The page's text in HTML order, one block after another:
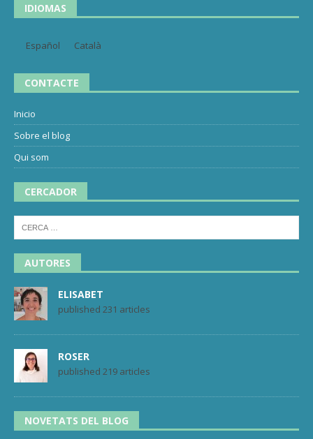
IDIOMAS
Español Català
CONTACTE
Inicio
Sobre el blog
Qui som
CERCADOR
AUTORES
ELISABET
published 231 articles
ROSER
published 219 articles
NOVETATS DEL BLOG